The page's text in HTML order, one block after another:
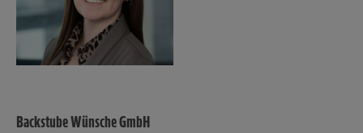
Backstube Wünsche GmbH